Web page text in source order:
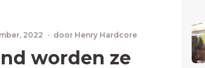
2022 · door Henry Hardcore
worden ze